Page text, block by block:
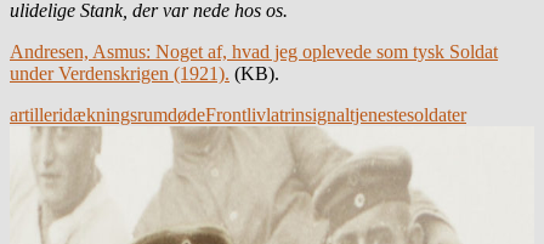
ulidelige Stank, der var nede hos os.
Andresen, Asmus: Noget af, hvad jeg oplevede som tysk Soldat
under Verdenskrigen (1921). (KB).
artilleridækningsrumdødeFrontlivlatrinsignaltjenestesoldater